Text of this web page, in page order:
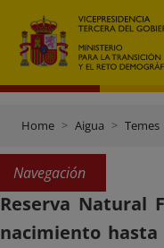
Home Aigua Temes
Navegación
Reserva Natural
nacimiento